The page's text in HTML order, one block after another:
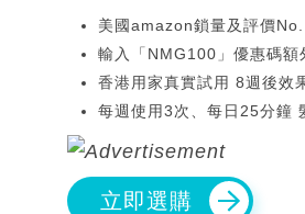
美國amazon鎖量及評價No.
輸入「NMG100」優惠碼額
香港用家真實試用 8週後效
每週使用3次、每日25分鐘
立即選購